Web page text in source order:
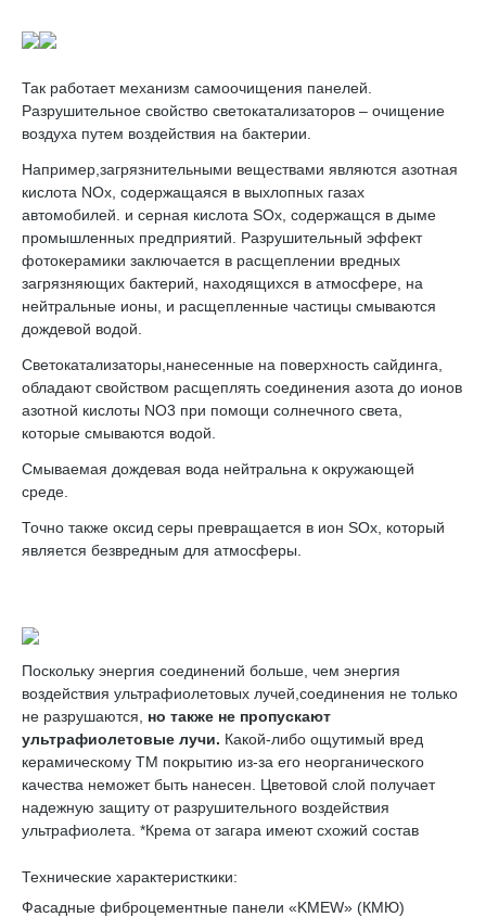
Так работает механизм самоочищения панелей.
Разрушительное свойство светокатализаторов – очищение
воздуха путем воздействия на бактерии.
Например,загрязнительными веществами являются азотная
кислота NOx, содержащаяся в выхлопных газах
автомобилей. и серная кислота SOx, содержащся в дыме
промышленных предприятий. Разрушительный эффект
фотокерамики заключается в расщеплении вредных
загрязняющих бактерий, находящихся в атмосфере, на
нейтральные ионы, и расщепленные частицы смываются
дождевой водой.
Светокатализаторы,нанесенные на поверхность сайдинга,
обладают свойством расщеплять соединения азота до ионов
азотной кислоты NO3 при помощи солнечного света,
которые смываются водой.
Смываемая дождевая вода нейтральна к окружающей
среде.
Точно также оксид серы превращается в ион SOx, который
является безвредным для атмосферы.
Поскольку энергия соединений больше, чем энергия
воздействия ультрафиолетовых лучей,соединения не только
не разрушаются, но также не пропускают
ультрафиолетовые лучи. Какой-либо ощутимый вред
керамическому TM покрытию из-за его неорганического
качества неможет быть нанесен. Цветовой слой получает
надежную защиту от разрушительного воздействия
ультрафиолета. *Крема от загара имеют схожий состав
Технические характеристкики:
Фасадные фиброцементные панели «KMEW» (КМЮ)